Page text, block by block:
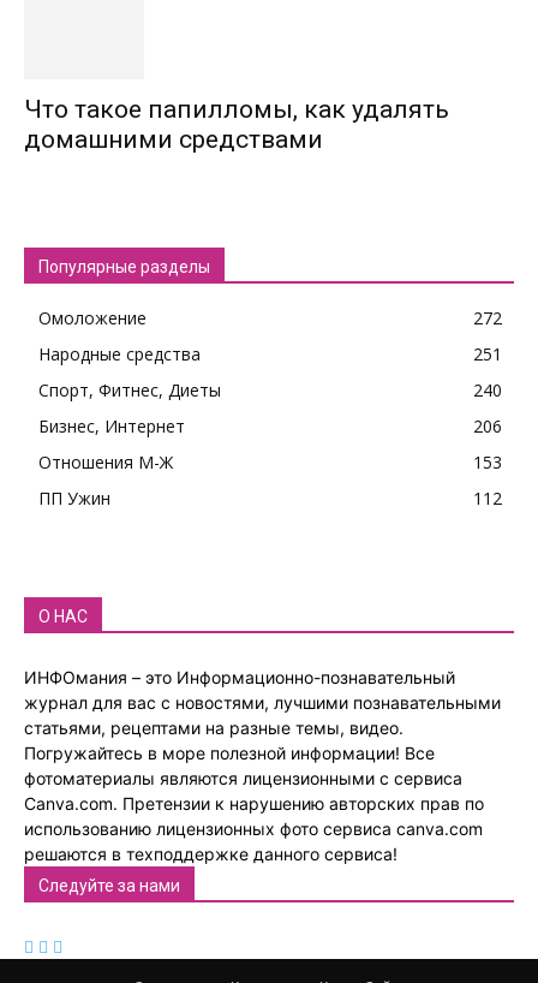
Что такое папилломы, как удалять
домашними средствами
Популярные разделы
Омоложение
272
Народные средства
251
Спорт, Фитнес, Диеты
240
Бизнес, Интернет
206
Отношения М-Ж
153
ПП Ужин
112
О НАС
ИНФОмания – это Информационно-познавательный
журнал для вас с новостями, лучшими познавательными
статьями, рецептами на разные темы, видео.
Погружайтесь в море полезной информации! Все
фотоматериалы являются лицензионными с сервиса
Canva.com. Претензии к нарушению авторских прав по
использованию лицензионных фото сервиса canva.com
решаются в техподдержке данного сервиса!
Следуйте за нами